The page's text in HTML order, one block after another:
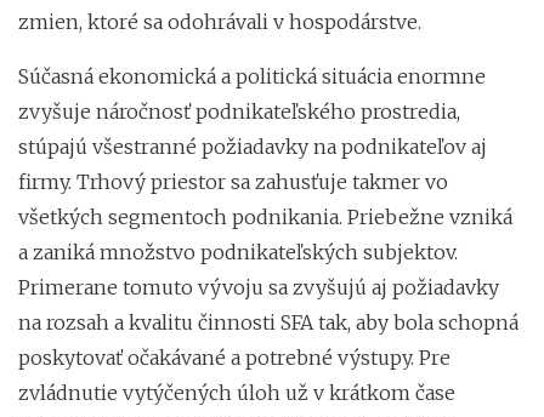
zmien, ktoré sa odohrávali v hospodárstve.
Súčasná ekonomická a politická situácia enormne
zvyšuje náročnosť podnikateľského prostredia,
stúpajú všestranné požiadavky na podnikateľov aj
firmy. Trhový priestor sa zahusťuje takmer vo
všetkých segmentoch podnikania. Priebežne vzniká
a zaniká množstvo podnikateľských subjektov.
Primerane tomuto vývoju sa zvyšujú aj požiadavky
na rozsah a kvalitu činnosti SFA tak, aby bola schopná
poskytovať očakávané a potrebné výstupy. Pre
zvládnutie vytýčených úloh už v krátkom čase